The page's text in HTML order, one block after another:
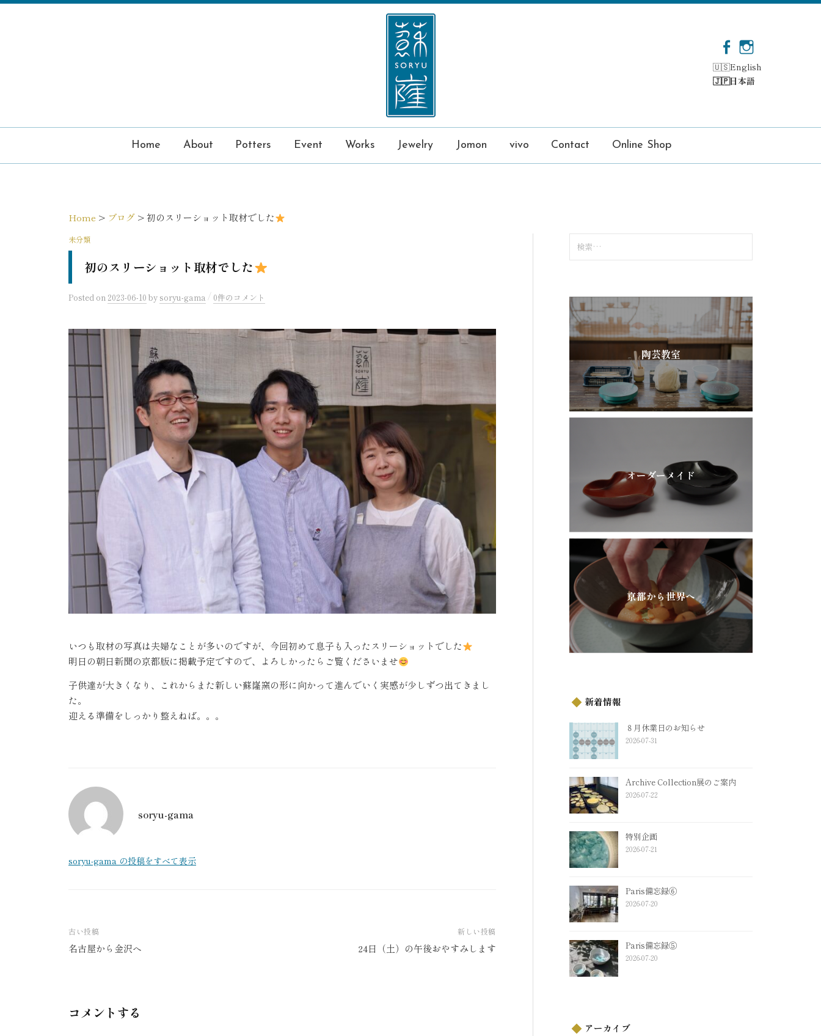
コ
ッ
c
e
o
s
t
r
English
日本語
Home About Potters Event Works Jewelry Jomon vivo Contact Online Shop
Home > ブログ >初のスリーショット取材でした
未分類
初のスリーショット取材でした
Posted on 2023-06-10 by soryu-gama / 0件のコメント
いつも取材の写真は夫婦なことが多いのですが、今回初めて息子も入ったスリーショットでした
明日の朝日新聞の京都版に掲載予定ですので、よろしかったらご覧くださいませ
子供達が大きくなり、これからまた新しい蘇嶐窯の形に向かって進んでいく実感が少しずつ出てきまし
た。
迎える準備をしっかり整えねば。。。
soryu-gama
soryu-gama の投稿をすべて表示
投
ゲ
古い投稿
名古屋から金沢へ
新しい投稿
24日（土）の午後おやすみします
コメントする
索
陶芸教室
オーダーメイド
京都から世界へ
新着情報
８月休業日のお知らせ
2026-07-31
Archive Collection展のご案内
2026-07-22
特別企画
2026-07-21
Paris備忘録⑥
2026-07-20
Paris備忘録⑤
2026-07-20
アーカイブ